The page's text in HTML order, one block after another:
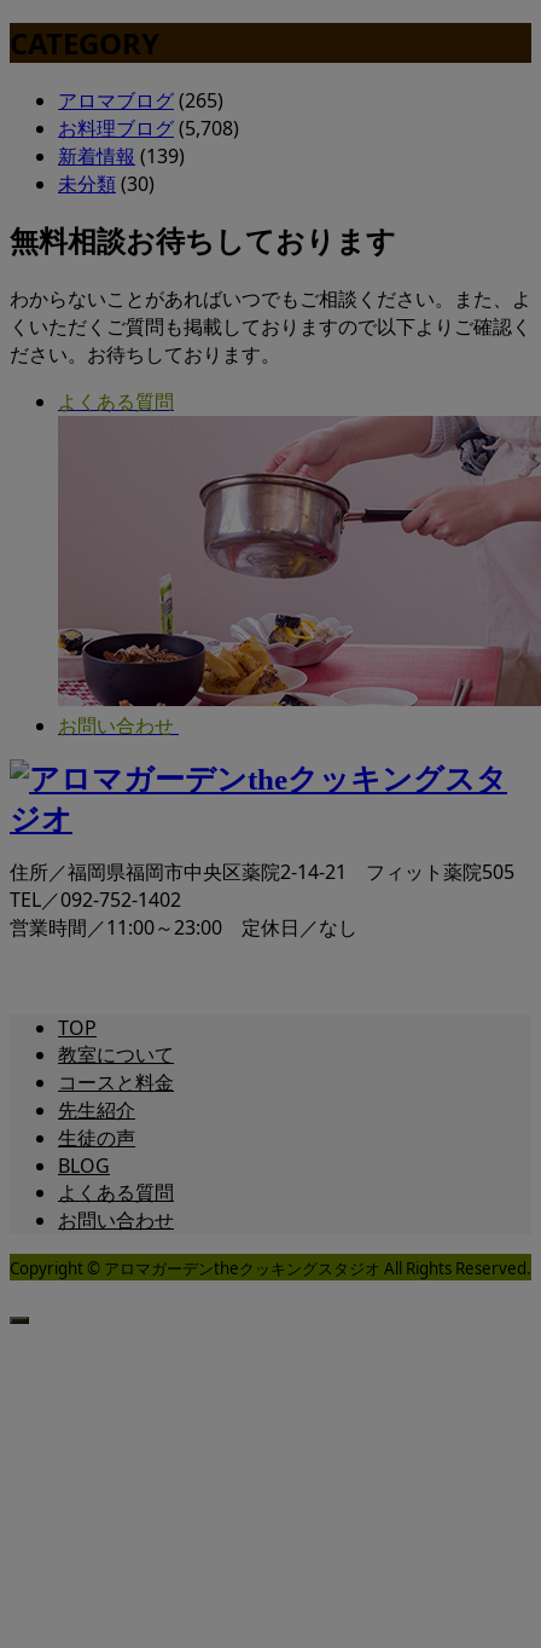
CATEGORY
アロマブログ(265)
お料理ブログ(5,708)
新着情報 (139)
未分類(30)
無料相談お待ちしております
わからないことがあればいつでもご相談ください。また、よ
くいただくご質問も掲載しておりますので以下よりご確認く
ださい。お待ちしております。
よくある質問
お問い合わせ
住所／福岡県福岡市中央区薬院2-14-21 フィット薬院505
TEL／092-752-1402
営業時間／11:00～23:00 定休日／なし
TOP
教室について
コースと料金
先生紹介
生徒の声
BLOG
よくある質問
お問い合わせ
Copyright © アロマガーデンtheクッキングスタジオ All Rights Reserved.